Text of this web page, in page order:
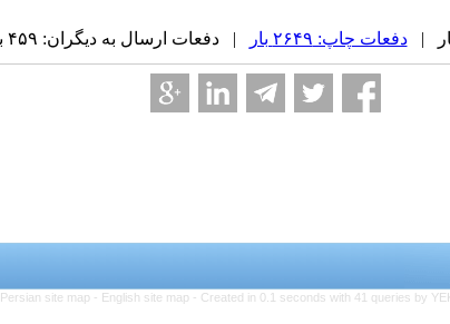
دفعات چاپ: ۲۶۴۹ بار | دفعات ارسال به دیگران: ۴۵۹ بار |
Persian site map - English site map - Created in 0.1 seconds with 41 queries by